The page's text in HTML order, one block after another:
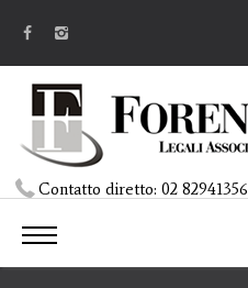
Contatto diretto:02 82941356